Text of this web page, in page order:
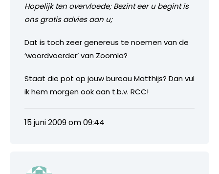
Hopelijk ten overvloede; Bezint eer u begint is
ons gratis advies aan u;
Dat is toch zeer genereus te noemen van de
‘woordvoerder’ van Zoomla?
Staat die pot op jouw bureau Matthijs? Dan vul
ik hem morgen ook aan t.b.v. RCC!
15 juni 2009 om 09:44